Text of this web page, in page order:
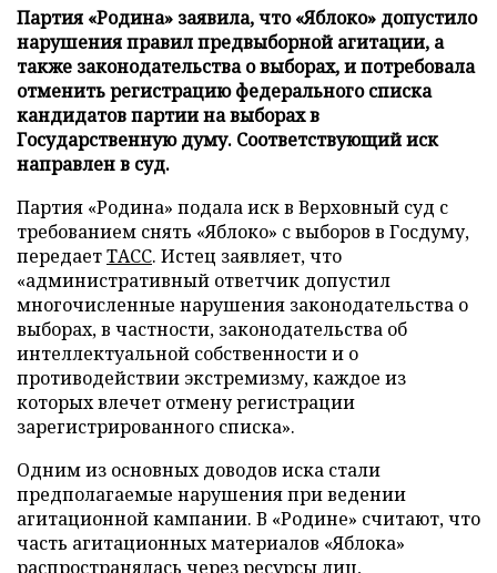
Партия «Родина» заявила, что «Яблоко» допустило
нарушения правил предвыборной агитации, а
также законодательства о выборах, и потребовала
отменить регистрацию федерального списка
кандидатов партии на выборах в
Государственную думу. Соответствующий иск
направлен в суд.
Партия «Родина» подала иск в Верховный суд с
требованием снять «Яблоко» с выборов в Госдуму,
передаетТАСС. Истец заявляет, что
«административный ответчик допустил
многочисленные нарушения законодательства о
выборах, в частности, законодательства об
интеллектуальной собственности и о
противодействии экстремизму, каждое из
которых влечет отмену регистрации
зарегистрированного списка».
Одним из основных доводов иска стали
предполагаемые нарушения при ведении
агитационной кампании. В «Родине» считают, что
часть агитационных материалов «Яблока»
распространялась через ресурсы лиц,